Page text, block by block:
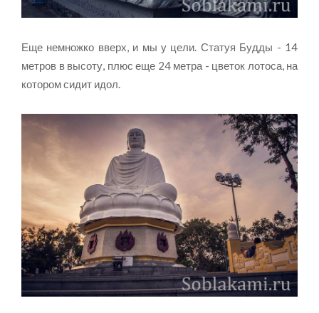
Еще немножко вверх, и мы у цели. Статуя Будды - 14
метров в высоту, плюс еще 24 метра - цветок лотоса, на
котором сидит идол.